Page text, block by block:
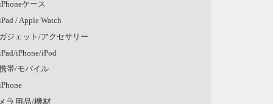
ケース
/ Apple Watch
ジェット/アクセサリー
iPhone/iPod
帯/モバイル
ラ用品/機材